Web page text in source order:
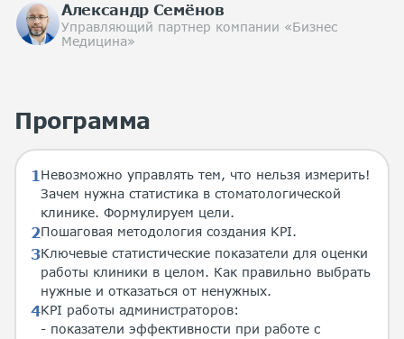
Александр Семёнов
Управляющий партнер компании «Бизнес
Медицина»
Программа
Невозможно управлять тем, что нельзя измерить!
Зачем нужна статистика в стоматологической
клинике. Формулируем цели.
Пошаговая методология создания KPI.
Ключевые статистические показатели для оценки
работы клиники в целом. Как правильно выбрать
нужные и отказаться от ненужных.
KPI работы администраторов:
- показатели эффективности при работе с